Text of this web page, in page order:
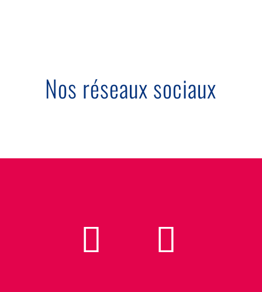
Nos réseaux sociaux